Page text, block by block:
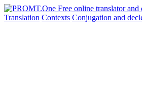
Translation Contexts Conjugation and